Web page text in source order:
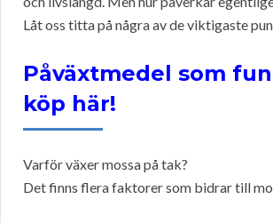
Låt oss titta på några av de viktigaste
Påväxtmedel som
köp här!
Varför växer mossa på tak?
Det finns flera faktorer som bidrar till